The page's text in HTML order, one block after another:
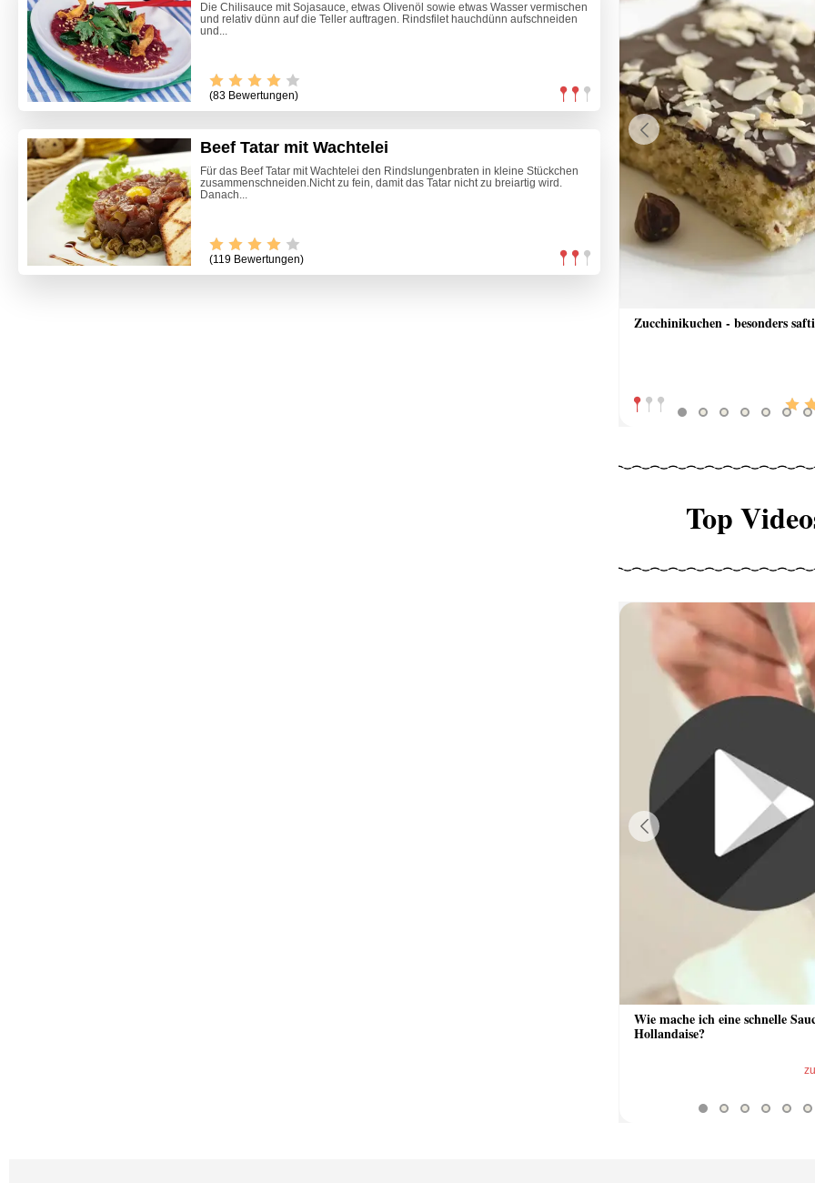
Die Chilisauce mit Sojasauce, etwas Olivenöl sowie etwas Wasser vermischen
und relativ dünn auf die Teller auftragen. Rindsfilet hauchdünn aufschneiden
und...
(83 Bewertungen)
Beef Tatar mit Wachtelei
Für das Beef Tatar mit Wachtelei den Rindslungenbraten in kleine Stückchen
zusammenschneiden.Nicht zu fein, damit das Tatar nicht zu breiartig wird.
Danach...
(119 Bewertungen)
Zucchinikuchen - besonders
Previous
Top
Wie mache ich eine schnelle
Hollandaise?
Previous